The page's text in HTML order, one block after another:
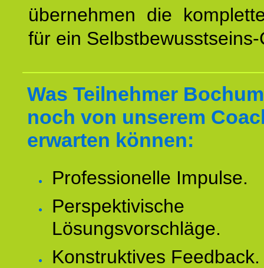
übernehmen die
für ein
Was Teilnehmer
noch von unserem
erwarten können:
Professionelle Impulse.
Perspektivische
Lösungsvorschläge.
Konstruktives Feedback.